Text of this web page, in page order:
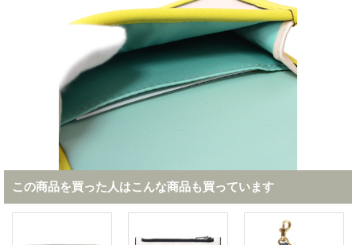
この商品を買った人はこんな商品も買っています